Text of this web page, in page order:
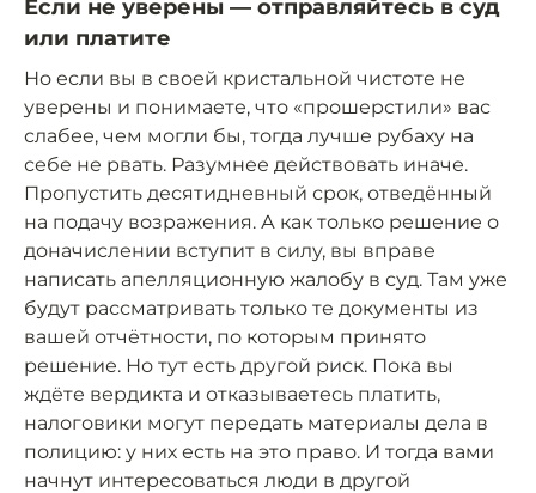
Если не уверены — отправляйтесь в суд
или платите
Но если вы в своей кристальной чистоте не
уверены и понимаете, что «прошерстили» вас
слабее, чем могли бы, тогда лучше рубаху на
себе не рвать. Разумнее действовать иначе.
Пропустить десятидневный срок, отведённый
на подачу возражения. А как только решение о
доначислении вступит в силу, вы вправе
написать апелляционную жалобу в суд. Там уже
будут рассматривать только те документы из
вашей отчётности, по которым принято
решение. Но тут есть другой риск. Пока вы
ждёте вердикта и отказываетесь платить,
налоговики могут передать материалы дела в
полицию: у них есть на это право. И тогда вами
начнут интересоваться люди в другой